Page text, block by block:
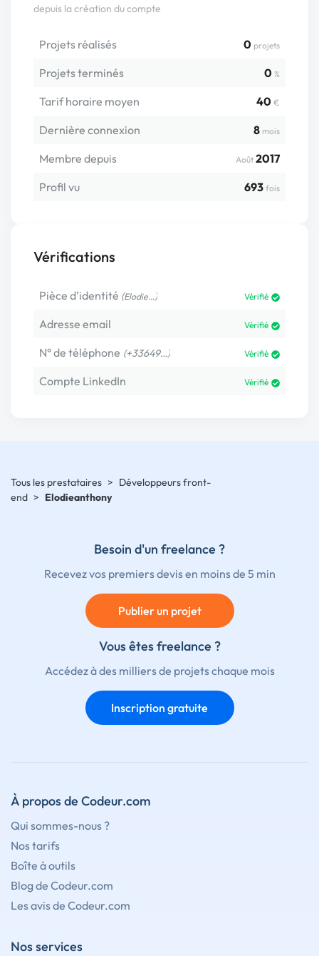
depuis la création du compte
Projets réalisés 0 projets
Projets terminés 0 %
Tarif horaire moyen 40 €
Dernière connexion 8 mois
Membre depuis Août 2017
Profil vu
693 fois
Vérifications
Pièce d’identité (Elodie…) Vérifié
Adresse email Vérifié
N° de téléphone (+33649…) Vérifié
Compte LinkedIn Vérifié
Tous les prestataires > Développeurs front-
end > Elodieanthony
Besoin d'un freelance ?
Recevez vos premiers devis en moins de 5 min
Publier un projet
Vous êtes freelance ?
Accédez à des milliers de projets chaque mois
Inscription gratuite
À propos de Codeur.com
Qui sommes-nous ?
Nos tarifs
Boîte à outils
Blog de Codeur.com
Les avis de Codeur.com
Nos services